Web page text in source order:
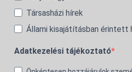
Társasházi hírek
Állami kisajátításban érintett
Adatkezelési tájékoztató